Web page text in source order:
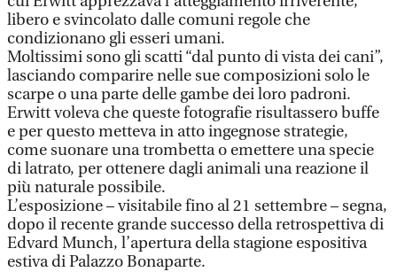
libero e svincolato dalle comuni regole che
condizionano gli esseri umani.
Moltissimi sono gli scatti “dal punto di vista dei cani”,
lasciando comparire nelle sue composizioni solo le
scarpe o una parte delle gambe dei loro padroni.
Erwitt voleva che queste fotografie risultassero buffe
e per questo metteva in atto ingegnose strategie,
come suonare una trombetta o emettere una specie
di latrato, per ottenere dagli animali una reazione il
più naturale possibile.
L’esposizione – visitabile fino al 21 settembre – segna,
dopo il recente grande successo della retrospettiva di
Edvard Munch, l’apertura della stagione espositiva
estiva di Palazzo Bonaparte.